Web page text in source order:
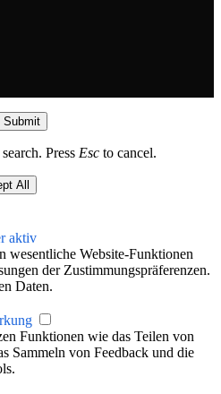
Submit
Press Esc to cancel.
All
aktiv
wesentliche Website-Funktionen
der Zustimmungspräferenzen.
Daten.
Funktionen wie das Teilen von
Sammeln von Feedback und die